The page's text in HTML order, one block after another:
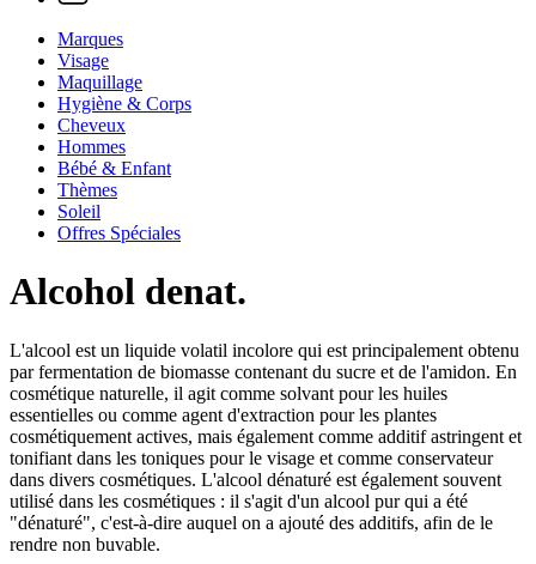
Marques
Visage
Maquillage
Hygiène & Corps
Cheveux
Hommes
Bébé & Enfant
Thèmes
Soleil
Offres Spéciales
Alcohol denat.
L'alcool est un liquide volatil incolore qui est principalement obtenu
par fermentation de biomasse contenant du sucre et de l'amidon. En
cosmétique naturelle, il agit comme solvant pour les huiles
essentielles ou comme agent d'extraction pour les plantes
cosmétiquement actives, mais également comme additif astringent et
tonifiant dans les toniques pour le visage et comme conservateur
dans divers cosmétiques. L'alcool dénaturé est également souvent
utilisé dans les cosmétiques : il s'agit d'un alcool pur qui a été
"dénaturé", c'est-à-dire auquel on a ajouté des additifs, afin de le
rendre non buvable.